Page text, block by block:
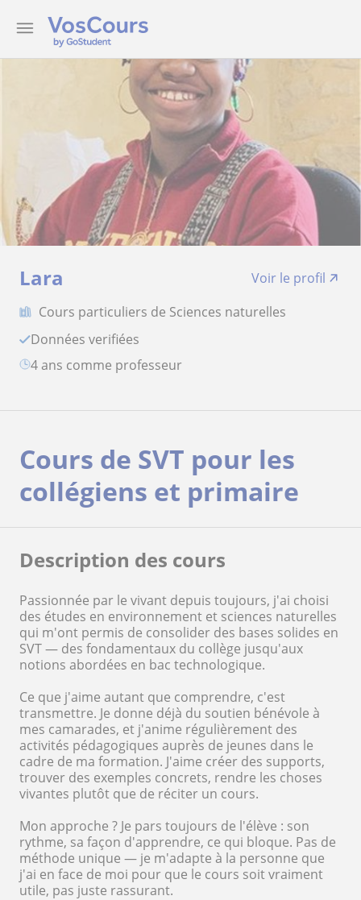
Lara
Voir le profil
Cours particuliers de Sciences naturelles
Données verifiées
4 ans comme professeur
Cours de SVT pour les
collégiens et primaire
Description des cours
Passionnée par le vivant depuis toujours, j'ai choisi
des études en environnement et sciences naturelles
qui m'ont permis de consolider des bases solides en
SVT — des fondamentaux du collège jusqu'aux
notions abordées en bac technologique.
Ce que j'aime autant que comprendre, c'est
transmettre. Je donne déjà du soutien bénévole à
mes camarades, et j'anime régulièrement des
activités pédagogiques auprès de jeunes dans le
cadre de ma formation. J'aime créer des supports,
trouver des exemples concrets, rendre les choses
vivantes plutôt que de réciter un cours.
Mon approche ? Je pars toujours de l'élève : son
rythme, sa façon d'apprendre, ce qui bloque. Pas de
méthode unique — je m'adapte à la personne que
j'ai en face de moi pour que le cours soit vraiment
utile, pas juste rassurant.